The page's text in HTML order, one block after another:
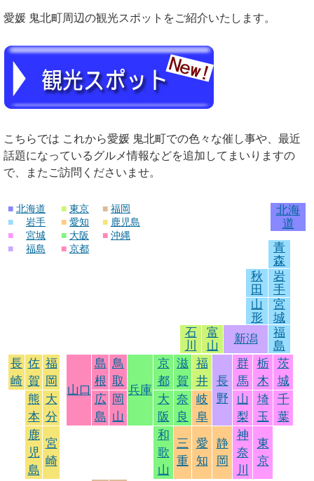
愛媛 鬼北町周辺の観光スポットをご紹介いたします。
こちらでは これから愛媛 鬼北町での色々な催し事や、最近
話題になっているグルメ情報などを追加してまいりますの
で、またご訪問くださいませ。
■ 北海道
■
岩手
■
宮城
■
福島
■ 東京
■ 愛知
■ 大阪
■ 京都
■ 福岡
■ 鹿児島
■ 沖縄
北海
道
青
森
秋
田
岩
手
山
形
宮
城
石
川
富
山
新潟
福
島
長
崎
佐
賀
福
岡
山口
島
根
鳥
取
兵庫
京
都
滋
賀
福
井
長
野
群
馬
栃
木
茨
城
熊
本
大
分
広
島
岡
山
大
阪
奈
良
岐
阜
山
梨
埼
玉
千
葉
鹿
児
島
宮
崎
和
歌
山
三
重
愛
知
静
岡
神
奈
川
東
京